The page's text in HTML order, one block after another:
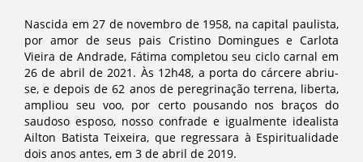
Nascida em 27 de novembro de 1958, na capital paulista,
por amor de seus pais Cristino Domingues e Carlota
Vieira de Andrade, Fátima completou seu ciclo carnal em
26 de abril de 2021. Às 12h48, a porta do cárcere abriu-
se, e depois de 62 anos de peregrinação terrena, liberta,
ampliou seu voo, por certo pousando nos braços do
saudoso esposo, nosso confrade e igualmente idealista
Ailton Batista Teixeira, que regressara à Espiritualidade
dois anos antes, em 3 de abril de 2019.